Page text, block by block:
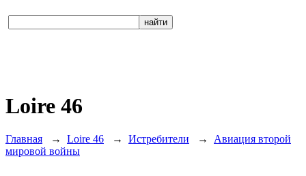
Loire 46
Главная → Loire 46 → Истребители → Авиация второй
мировой войны